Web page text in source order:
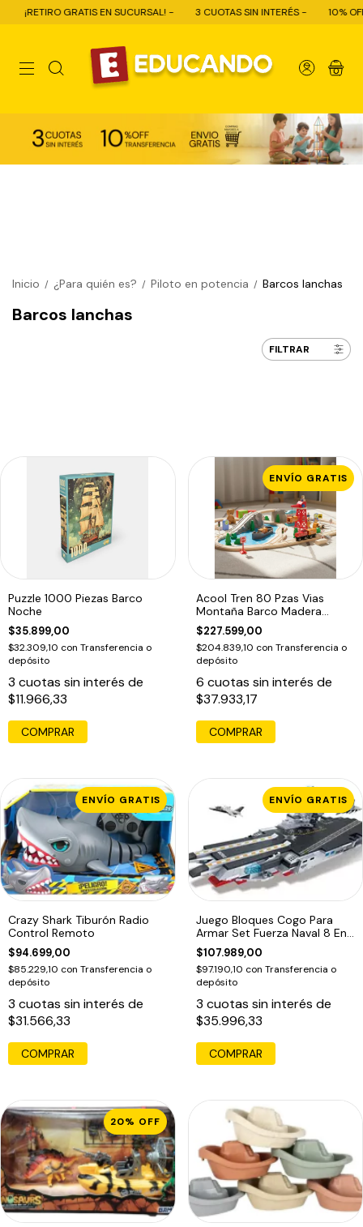
GRATIS EN SUCURSAL! - 3 CUOTAS SIN INTERÉS - 10% OFF CON
0
Inicio / ¿Para quién es? / Piloto en potencia / Barcos lanchas
Barcos lanchas
FILTRAR
Puzzle 1000 Piezas Barco
Noche
$35.899,00
$32.309,10 con Transferencia o
depósito
3 cuotas sin interés de
$11.966,33
ENVÍO GRATIS
Acool Tren 80 Pzas Vias
Montaña Barco Madera
Ac7521
$227.599,00
$204.839,10 con Transferencia o
depósito
6 cuotas sin interés de
$37.933,17
COMPRAR
ENVÍO GRATIS
Crazy Shark Tiburón Radio
Control Remoto
$94.699,00
$85.229,10 con Transferencia o
depósito
3 cuotas sin interés de
$31.566,33
ENVÍO GRATIS
Juego Bloques Cogo Para
Armar Set Fuerza Naval 8 En
2 12 Militar
$107.989,00
$97.190,10 con Transferencia o
depósito
3 cuotas sin interés de
$35.996,33
20% OFF